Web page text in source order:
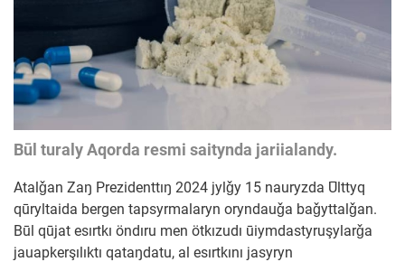
Būl turaly Aqorda resmi saitynda jariialandy.
Atalǧan Zaŋ Prezidenttıŋ 2024 jylǧy 15 nauryzda Ūlttyq
qūryltaida bergen tapsyrmalaryn oryndauǧa baǧyttalǧan.
Būl qūjat esırtkı öndıru men ötkızudı ūiymdastyruşylarǧa
jauapkerşılıktı qataŋdatu, al esırtkını jasyryn